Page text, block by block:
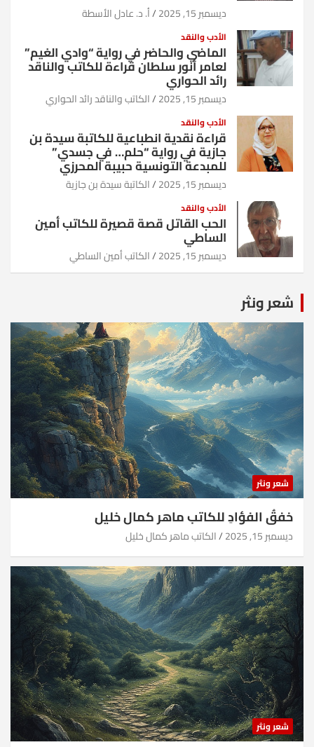
ديسمبر 15, 2025 أ. د. عادل الأسطة
الأدب والنقد
الماضي والحاضر في رواية “وادي الغيم”
لعامر أنور سلطان قراءة للكاتب والناقد
رائد الحواري
ديسمبر 15, 2025 الكاتب والناقد رائد الحواري
الأدب والنقد
قراءة نقدية انطباعية للكاتبة سيدة بن
جازية في رواية “حلم… في جسدي”
للمبدعة التونسية حبيبة المحرزي
ديسمبر 15, 2025 الكاتبة سيدة بن جازية
الأدب والنقد
الحب القاتل قصة قصيرة للكاتب أمين
الساطي
ديسمبر 15, 2025 الكاتب أمين الساطي
شعر ونثر
شعر ونثر
خفقُ الفؤادِ للكاتب ماهر كمال خليل
ديسمبر 15, 2025 الكاتب ماهر كمال خليل
شعر ونثر